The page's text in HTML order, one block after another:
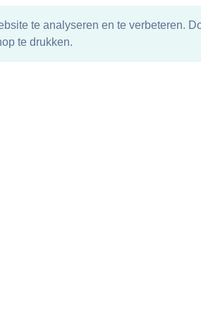
te analyseren en te verbeteren.
te drukken.